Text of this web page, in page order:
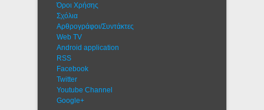
Όροι Χρήσης
Σχόλια
Αρθρογράφοι/Συντάκτες
Web TV
Android application
RSS
Facebook
Twitter
Youtube Channel
Google+